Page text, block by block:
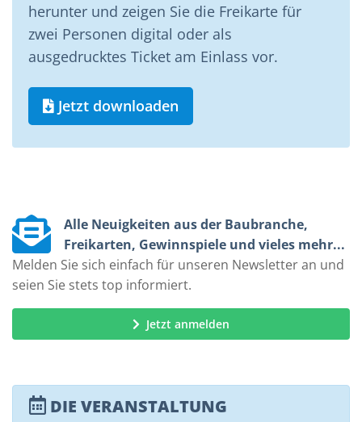
herunter und zeigen Sie die Freikarte für
zwei Personen digital oder als
ausgedrucktes Ticket am Einlass vor.
Jetzt downloaden
Alle Neuigkeiten aus der Baubranche,
Freikarten, Gewinnspiele und vieles mehr...
Melden Sie sich einfach für unseren Newsletter an und
seien Sie stets top informiert.
Jetzt anmelden
DIE VERANSTALTUNG